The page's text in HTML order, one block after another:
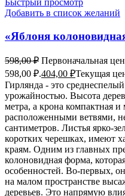
Быстрый просмотр
Добавить в список желаний
«Яблоня
598,00₽ Первоначальная
598,00 ₽.404,00 ₽Текущая
Гирлянда - это
урожайностью. Высота
метра, а крона компактная и
расположенными ветвями,
сантиметров. Листья ярко-
коротких черешках, имеют
краям. Одним из главных
колоновидная форма,
особенностей. Во-первых,
на малом пространстве
деревьев. Это напрямую